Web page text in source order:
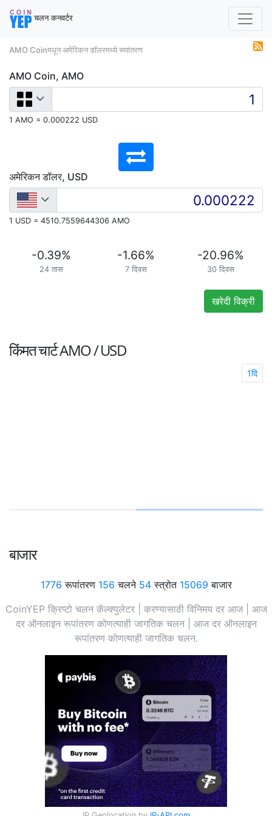
चलन कनवर्टर
AMO Coinमधून अमेरिकन डॉलरमध्ये रूपांतरण
AMO Coin, AMO
1 AMO = 0.000222 USD
अमेरिकन डॉलर, USD
1 USD = 4510.7559644306 AMO
-0.39%
24 तास
-1.66%
7 दिवस
-20.96%
30 दिवस
खरेदी विक्री
किंमत चार्टAMO / USD
1दि
बाजार
1776 रूपांतरण 156 चलने 54स्त्रोत 15069 बाजार
CoinYEP क्रिप्टो चलन कॅल्क्युलेटर | करण्यासाठी विनिमय दर आज | आज
दर ऑनलाइन रूपांतरण कोणत्याही जागतिक चलन | आज दर ऑनलाइन
रूपांतरण कोणत्याही जागतिक चलन.